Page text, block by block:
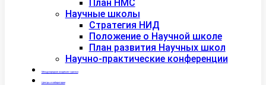
План НМС
Научные школы
Стратегия НИД
Положение о Научной школе
План развития Научных школ
Научно-практические конференции
Международная академия туризма
Центры и лаборатории